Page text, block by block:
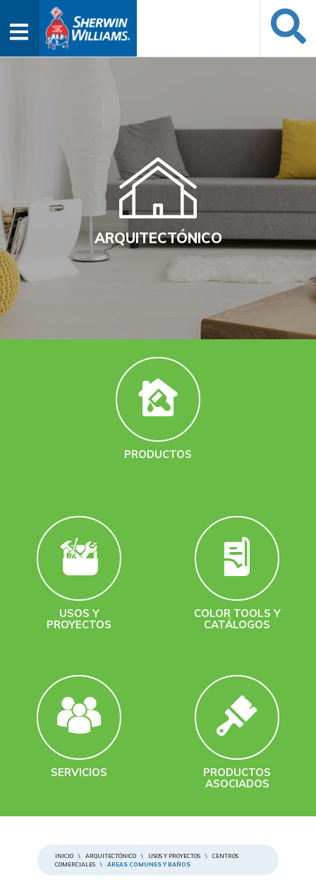
ARQUITECTÓNICO
PRODUCTOS
USOS Y
PROYECTOS
COLOR TOOLS Y
CATÁLOGOS
SERVICIOS
PRODUCTOS
ASOCIADOS
INICIO \ ARQUITECTÓNICO \ USOS Y PROYECTOS \
CENTROS
COMERCIALES
\ ÁREAS COMUNES Y BAÑOS